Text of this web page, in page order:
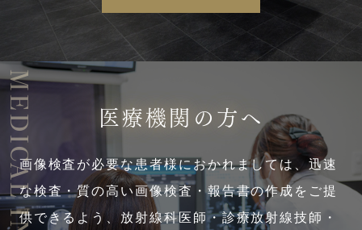
医療機関の方へ
画像検査が必要な患者様におかれましては、迅速
な検査・質の高い画像検査・報告書の作成をご提
供できるよう、放射線科医師・診療放射線技師・